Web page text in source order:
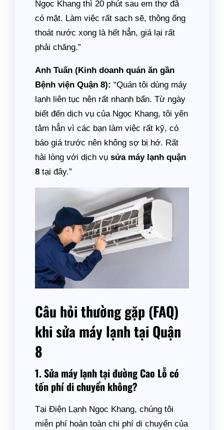
Ngọc Khang thì 20 phút sau em thợ đã
có mặt. Làm việc rất sạch sẽ, thông ống
thoát nước xong là hết hẳn, giá lại rất
phải chăng.”
Anh Tuấn (Kinh doanh quán ăn gần
Bệnh viện Quận 8): “Quán tôi dùng máy
lạnh liên tục nên rất nhanh bẩn. Từ ngày
biết đến dịch vụ của Ngọc Khang, tôi yên
tâm hẳn vì các bạn làm việc rất kỹ, có
báo giá trước nên không sợ bị hớ. Rất
hài lòng với dịch vụ sửa máy lạnh quận
8 tại đây.”
Câu hỏi thường gặp (FAQ)
khi sửa máy lạnh tại Quận
8
1. Sửa máy lạnh tại đường Cao Lỗ có
tốn phí di chuyển không?
Tại Điện Lạnh Ngọc Khang, chúng tôi
miễn phí hoàn toàn chi phí di chuyển của